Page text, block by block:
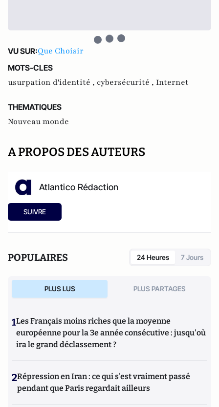
VU SUR:Que Choisir
MOTS-CLES
usurpation d'identité , cybersécurité , Internet
THEMATIQUES
Nouveau monde
A PROPOS DES AUTEURS
Atlantico Rédaction
SUIVRE
POPULAIRES 24 Heures 7 Jours
PLUS LUS PLUS PARTAGES
1Les Français moins riches que la moyenne
européenne pour la 3e année consécutive : jusqu'où
ira le grand déclassement ?
2Répression en Iran : ce qui s'est vraiment passé
pendant que Paris regardait ailleurs